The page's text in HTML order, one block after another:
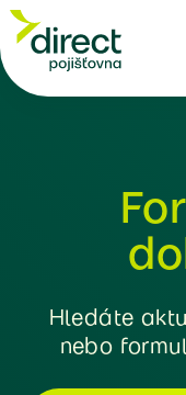
Hledáte
nebo